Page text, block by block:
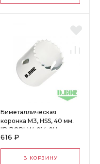
Биметаллическая
коронка М3, HSS, 40 мм.
"D.BOR" W-014-9H-
4004005D
616 ₽
В КОРЗИНУ